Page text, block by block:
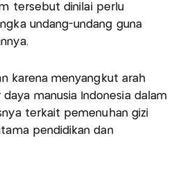
tersebut dinilai perlu
undang-undang guna
karena menyangkut arah
manusia Indonesia dalam
terkait pemenuhan gizi
pendidikan dan